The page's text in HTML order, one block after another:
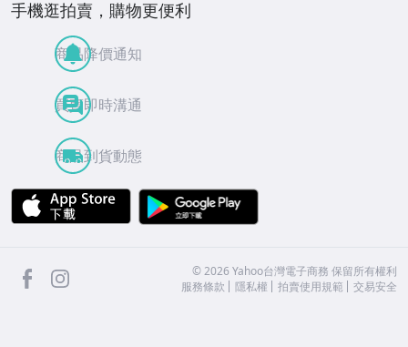
手機逛拍賣，購物更便利
商品降價通知
買賣即時溝通
商品到貨動態
APP Store
facebook ©2026 Yahoo台灣電子商務 保留所有權利
服務條款
隱私權 拍賣使用規範 交易安全